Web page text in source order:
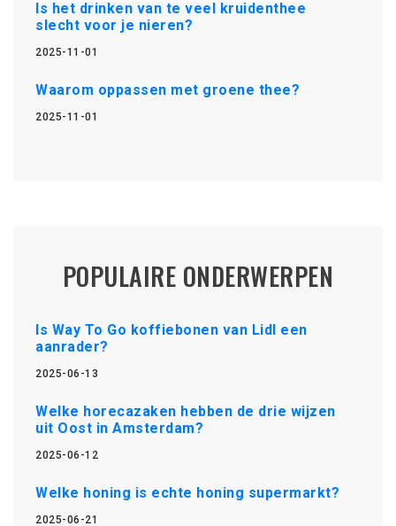
Is het drinken van te veel kruidenthee
slecht voor je nieren?
2025-11-01
Waarom oppassen met groene thee?
2025-11-01
POPULAIRE ONDERWERPEN
Is Way To Go koffiebonen van Lidl een
aanrader?
2025-06-13
Welke horecazaken hebben de drie wijzen
uit Oost in Amsterdam?
2025-06-12
Welke honing is echte honing supermarkt?
2025-06-21